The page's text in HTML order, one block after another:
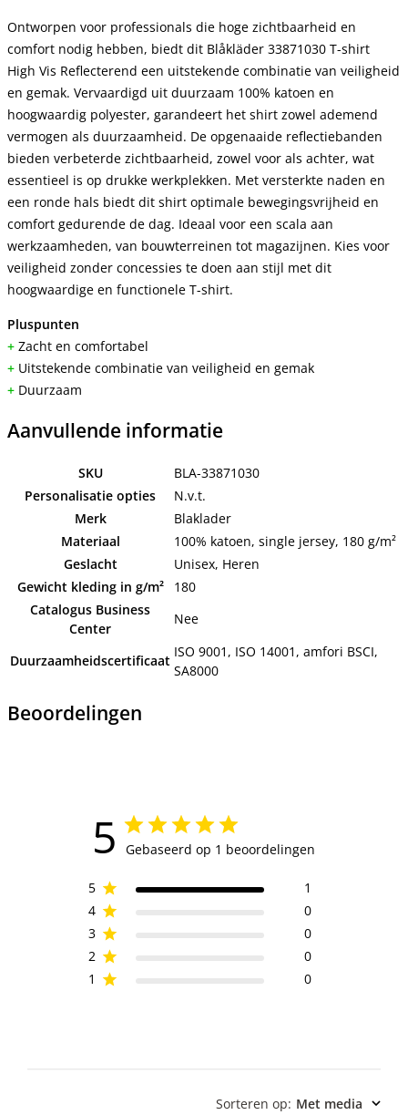
Ontworpen voor professionals die hoge zichtbaarheid en
comfort nodig hebben, biedt dit Blåkläder 33871030 T-shirt
High Vis Reflecterend een uitstekende combinatie van veiligheid
en gemak. Vervaardigd uit duurzaam 100% katoen en
hoogwaardig polyester, garandeert het shirt zowel ademend
vermogen als duurzaamheid. De opgenaaide reflectiebanden
bieden verbeterde zichtbaarheid, zowel voor als achter, wat
essentieel is op drukke werkplekken. Met versterkte naden en
een ronde hals biedt dit shirt optimale bewegingsvrijheid en
comfort gedurende de dag. Ideaal voor een scala aan
werkzaamheden, van bouwterreinen tot magazijnen. Kies voor
veiligheid zonder concessies te doen aan stijl met dit
hoogwaardige en functionele T-shirt.
Pluspunten
+ Zacht en comfortabel
+ Uitstekende combinatie van veiligheid en gemak
+ Duurzaam
Aanvullende informatie
SKU
BLA-33871030
Personalisatie opties
N.v.t.
Merk
Blaklader
Materiaal
100% katoen, single jersey, 180 g/m²
Geslacht
Unisex, Heren
Gewicht kleding in g/m²
180
Catalogus Business
Center
Nee
Duurzaamheidscertificaat
ISO 9001, ISO 14001, amfori BSCI,
SA8000
Beoordelingen
5 Gebaseerd op 1 beoordelingen
5
1
4
0
3
0
2
0
1
0
Sorteren op: Met media